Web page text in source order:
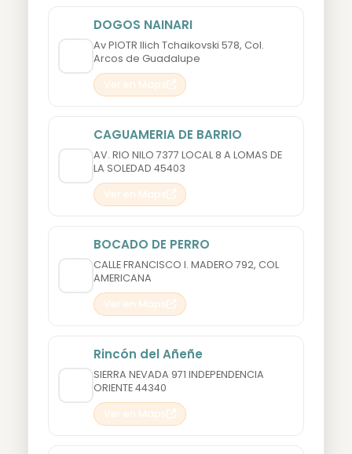
DOGOS NAINARI
Av PIOTR Ilich Tchaikovski 578, Col.
Arcos de Guadalupe
Ver en Maps
CAGUAMERIA DE BARRIO
AV. RIO NILO 7377 LOCAL 8 A LOMAS DE
LA SOLEDAD 45403
Ver en Maps
BOCADO DE PERRO
CALLE FRANCISCO I. MADERO 792, COL
AMERICANA
Ver en Maps
Rincón del Añeñe
SIERRA NEVADA 971 INDEPENDENCIA
ORIENTE 44340
Ver en Maps